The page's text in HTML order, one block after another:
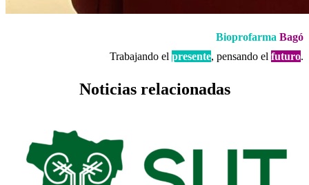
Bioprofarma Bagó
Trabajando el presente, pensando el futuro.
Noticias relacionadas